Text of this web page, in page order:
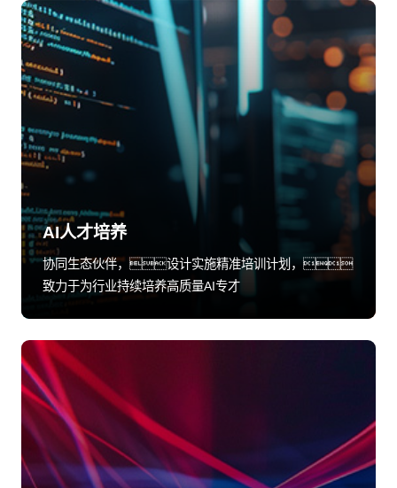
AI人才培养
协同生态伙伴，设计实施精准培训计划，
致力于为行业持续培养高质量AI专才